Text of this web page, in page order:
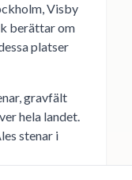
Visby
berättar om
platser
gravfält
hela landet.
stenar i